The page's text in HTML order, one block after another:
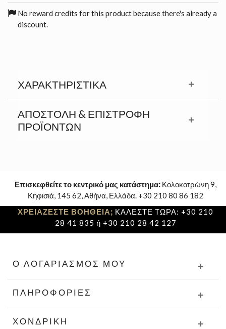
No reward credits for this product because there's already a
discount.
ΧΑΡΑΚΤΗΡΙΣΤΙΚΆ
ΑΠΟΣΤΟΛΉ & ΕΠΙΣΤΡΟΦΉ
ΠΡΟΪΟΝΤΩΝ
Επισκεφθείτε το κεντρικό μας κατάστημα: Κολοκοτρώνη 9,
Κηφισιά, 145 62, Αθήνα, Ελλάδα. +30 210 80 86 182
ΧΡΕΙΑΖΕΣΤΕ ΒΟΗΘΕΙΑ; ΚΑΛΕΣΤΕ ΤΩΡΑ: +30 210
28 41 835 ή +30 210 28 42 127
Ο ΛΟΓΑΡΙΑΣΜΌΣ ΜΟΥ
ΠΛΗΡΟΦΟΡΊΕΣ
ΧΟΝΔΡΙΚΉ